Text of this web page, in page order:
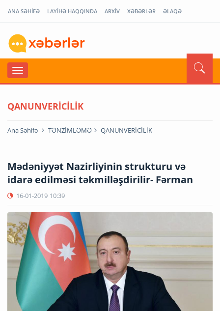
ANA SƏHİFƏ LAYİHƏ HAQQINDA ARXİV XƏBƏRLƏR ƏLAQƏ
QANUNVERİCİLİK
Ana Səhifə TƏNZİMLƏMƏ QANUNVERİCİLİK
Mədəniyyət Nazirliyinin strukturu və
idarə edilməsi təkmilləşdirilir- Fərman
16-01-2019 10:39